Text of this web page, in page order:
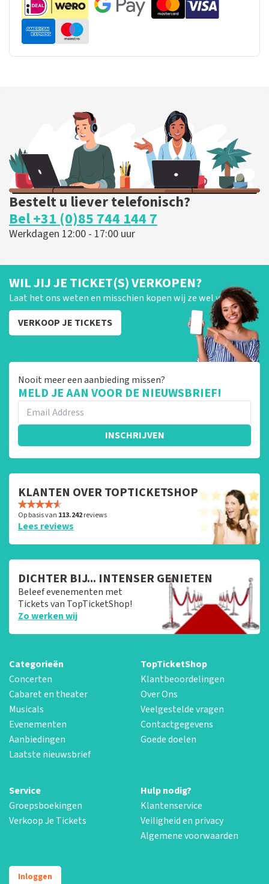
Bestelt u liever telefonisch?
Bel +31 (0)85 744 144 7
Werkdagen 12:00 - 17:00 uur
WIL JIJ JE TICKET(S) VERKOPEN?
Laat het ons weten en misschien kopen wij ze wel van je!
VERKOOP JE TICKETS
Nooit meer een aanbieding missen?
MELD JE AAN VOOR DE NIEUWSBRIEF!
INSCHRIJVEN
KLANTEN OVER TOPTICKETSHOP
Op basis van 113.242reviews
Lees reviews
DICHTER BIJ... INTENSER GENIETEN
Beleef evenementen met
Tickets van TopTicketShop!
Zo werken wij
Categorieën
Concerten
Cabaret en theater
Musicals
Evenementen
Aanbiedingen
Laatste nieuwsbrief
TopTicketShop
Klantbeoordelingen
Over Ons
Veelgestelde vragen
Contactgegevens
Goede doelen
Service
Groepsboekingen
Verkoop Je Tickets
Hulp nodig?
Klantenservice
Veiligheid en privacy
Algemene voorwaarden
Inloggen